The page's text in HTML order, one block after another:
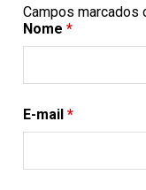
Campos marcados
Nome *
E-mail *